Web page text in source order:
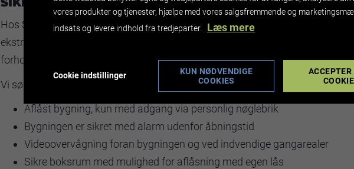
Hos Skjern Boxe prioriterer vi din tryghed og sikkerheden for dine ejendele
ekstra mil for at sørge for, at dine værdifulde ejendele er sikret og opbevaret
forhold, mens de er hos os.
Vi sørger for:
Aflåst bygning, kun med adgang via personlig nøglebrik
Bygningen er sikret med alarm udenfor åbningstid
Videoovervågning foran bygningen og ved indvendige gangarealer
Sikre boksrum med mulighed for aflåsning med egen lås
vores produkter og tjenester, hjælpe med vores salgsfremmende og
indsats og levere indhold fra tredjeparter. Læs mere
Cookie indstillinger
KUN NØDVENDIGE
COOKIES